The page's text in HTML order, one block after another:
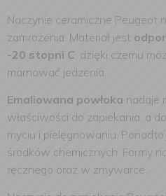
Naczynie ceramiczne Peugeot
zamrożenia. Materiał jest
-20 stopni C, dzięki czemu
marnować jedzenia.
Emaliowana powłoka nadaje
właściwości do zapiekania, a
myciu i pielęgnowaniu.
środków chemicznych. Formy
ręcznego oraz w zmywarce.